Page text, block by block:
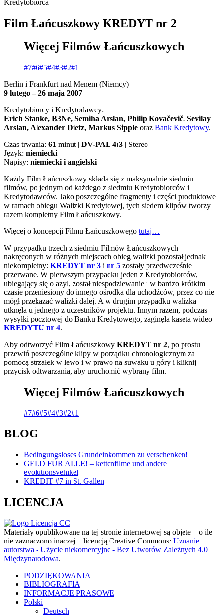
Kredytobiorca
Film Łańcuszkowy KREDYT nr 2
Więcej Filmów Łańcuszkowych
#7#6#5#4#3#2#1
Berlin i Frankfurt nad Menem (Niemcy)
9 lutego – 26 maja 2007
Kredytobiorcy i Kredytodawcy:
Erich Stanke, B3Ne, Semiha Arslan, Philip Kovačevič, Sevilay
Arslan, Alexander Dietz, Markus Sipple oraz Bank Kredytowy.
Czas trwania: 61 minut | DV-PAL 4:3 | Stereo
Język: niemiecki
Napisy: niemiecki i angielski
Każdy Film Łańcuszkowy składa się z maksymalnie siedmiu
filmów, po jednym od każdego z siedmiu Kredytobiorców i
Kredytodawców. Jako poszczególne fragmenty i części produktowe
w ramach obiegu Walizki Kredytowej, tych siedem klipów tworzy
razem kompletny Film Łańcuszkowy.
Więcej o koncepcji Filmu Łańcuszkowego tutaj…
W przypadku trzech z siedmiu Filmów Łańcuszkowych
nakręconych w różnych miejscach obieg walizki pozostał jednak
niekompletny: KREDYT nr 3 i nr 5 zostały przedwcześnie
przerwane. W pierwszym przypadku jeden z Kredytobiorców,
ubiegający się o azyl, został niespodziewanie i w bardzo krótkim
czasie przeniesiony do innego ośrodka dla uchodźców, przez co nie
mógł przekazać walizki dalej. A w drugim przypadku walizka
utknęła u jednego z uczestników projektu. Innym razem, podczas
wysyłki pocztowej do Banku Kredytowego, zaginęła kaseta wideo
KREDYTU nr 4.
Aby odtworzyć Film Łańcuszkowy KREDYT nr 2, po prostu
przewiń poszczególne klipy w porządku chronologicznym za
pomocą strzałek w lewo i w prawo na suwaku u góry i kliknij
przycisk odtwarzania, aby uruchomić wybrany film.
Więcej Filmów Łańcuszkowych
#7#6#5#4#3#2#1
BLOG
Bedingungsloses Grundeinkommen zu verschenken!
GELD FÜR ALLE! – kettenfilme und andere
evolutionsvehikel
KREDIT #7 in St. Gallen
LICENCJA
Materiały opublikowane na tej stronie internetowej są objęte – o ile
nie zaznaczono inaczej – licencją Creative Commons: Uznanie
autorstwa - Użycie niekomercyjne - Bez Utworów Zależnych 4.0
Międzynarodowa.
PODZIĘKOWANIA
BIBLIOGRAFIA
INFORMACJE PRASOWE
Polski
Deutsch